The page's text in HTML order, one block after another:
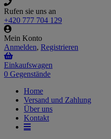
Rufen sie uns an
+420 777 704 129
Mein Konto
Anmelden, Registrieren
Einkaufswagen
0 Gegenstände
Home
Versand und Zahlung
Über uns
Kontakt